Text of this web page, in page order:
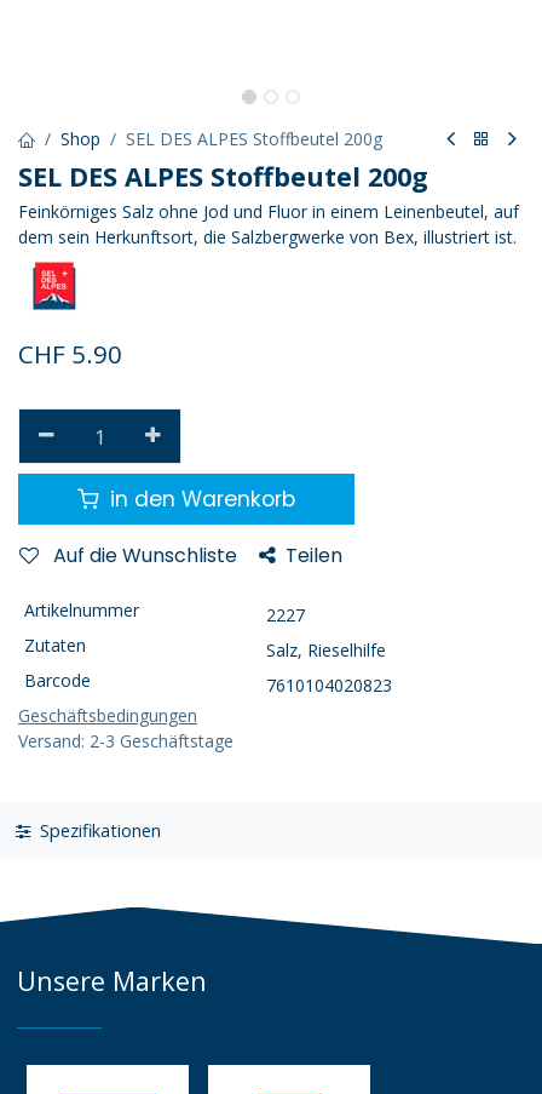
Shop SEL DES ALPES Stoffbeutel 200g
SEL DES ALPES Stoffbeutel 200g
Feinkörniges Salz ohne Jod und Fluor in einem Leinenbeutel, auf
dem sein Herkunftsort, die Salzbergwerke von Bex, illustriert ist.
CHF 5.90
in den Warenkorb
Auf die Wunschliste Teilen
Artikelnummer
2227
Zutaten
Salz, Rieselhilfe
Barcode
7610104020823
Geschäftsbedingungen
Versand: 2-3 Geschäftstage
Spezifikationen
Unsere Marken